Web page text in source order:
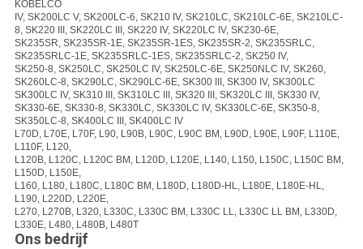
KOBELCO
IV, SK200LC V, SK200LC-6, SK210 IV, SK210LC, SK210LC-6E, SK210LC-
8, SK220 III, SK220LC III, SK220 IV, SK220LC IV, SK230-6E,
SK235SR, SK235SR-1E, SK235SR-1ES, SK235SR-2, SK235SRLC,
SK235SRLC-1E, SK235SRLC-1ES, SK235SRLC-2, SK250 IV,
SK250-8, SK250LC, SK250LC IV, SK250LC-6E, SK250NLC IV, SK260,
SK260LC-8, SK290LC, SK290LC-6E, SK300 III, SK300 IV, SK300LC
SK300LC IV, SK310 III, SK310LC III, SK320 III, SK320LC III, SK330 IV,
SK330-6E, SK330-8, SK330LC, SK330LC IV, SK330LC-6E, SK350-8,
SK350LC-8, SK400LC III, SK400LC IV
L70D, L70E, L70F, L90, L90B, L90C, L90C BM, L90D, L90E, L90F, L110E,
L110F, L120,
L120B, L120C, L120C BM, L120D, L120E, L140, L150, L150C, L150C BM,
L150D, L150E,
L160, L180, L180C, L180C BM, L180D, L180D-HL, L180E, L180E-HL,
L190, L220D, L220E,
L270, L270B, L320, L330C, L330C BM, L330C LL, L330C LL BM, L330D,
L330E, L480, L480B, L480T
Ons bedrijf